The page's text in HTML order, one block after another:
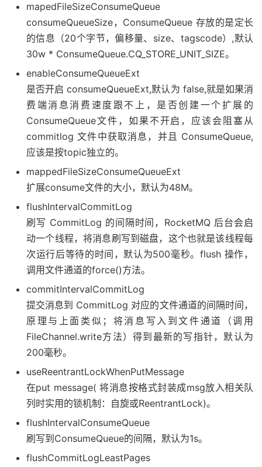
mapedFileSizeConsumeQueue
consumeQueueSize，ConsumeQueue 存放的是定长
的信息（20个字节，偏移量、size、tagscode）,默认
30w * ConsumeQueue.CQ_STORE_UNIT_SIZE。
enableConsumeQueueExt
是否开启 consumeQueueExt,默认为 false,就是如果消
费端消息消费速度跟不上，是否创建一个扩展的
ConsumeQueue文件，如果不开启，应该会阻塞从
commitlog 文件中获取消息，并且 ConsumeQueue,
应该是按topic独立的。
mappedFileSizeConsumeQueueExt
扩展consume文件的大小，默认为48M。
flushIntervalCommitLog
刷写 CommitLog 的间隔时间，RocketMQ 后台会启
动一个线程，将消息刷写到磁盘，这个也就是该线程每
次运行后等待的时间，默认为500毫秒。flush 操作，
调用文件通道的force()方法。
commitIntervalCommitLog
提交消息到 CommitLog 对应的文件通道的间隔时间，
原理与上面类似；将消息写入到文件通道（调用
FileChannel.write方法）得到最新的写指针，默认为
200毫秒。
useReentrantLockWhenPutMessage
在put message( 将消息按格式封装成msg放入相关队
列时实用的锁机制：自旋或ReentrantLock)。
flushIntervalConsumeQueue
刷写到ConsumeQueue的间隔，默认为1s。
flushCommitLogLeastPages